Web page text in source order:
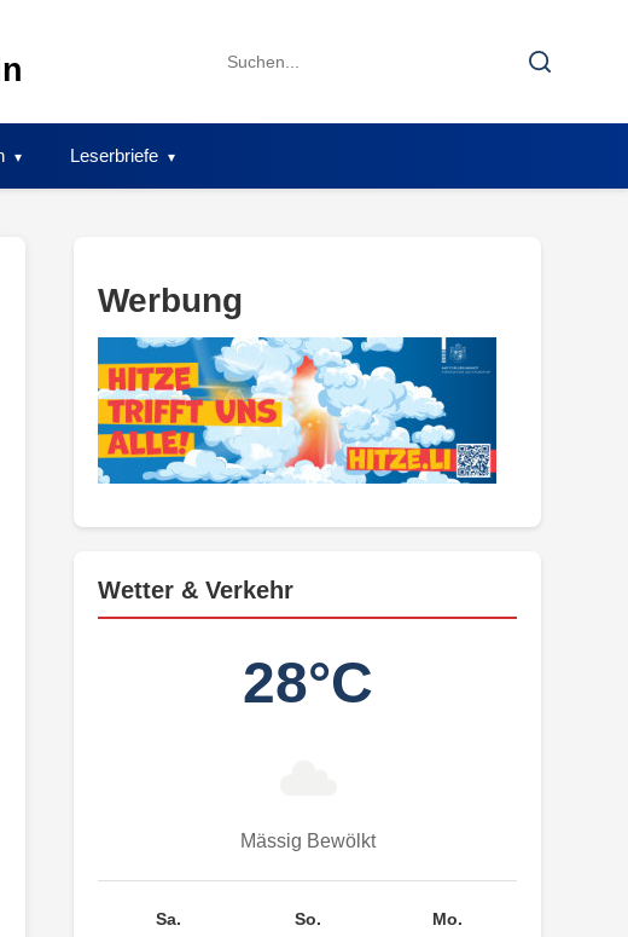
Search
Search
Leserbriefe
Werbung
Wetter & Verkehr
28°C
Mässig Bewölkt
Sa. So. Mo.